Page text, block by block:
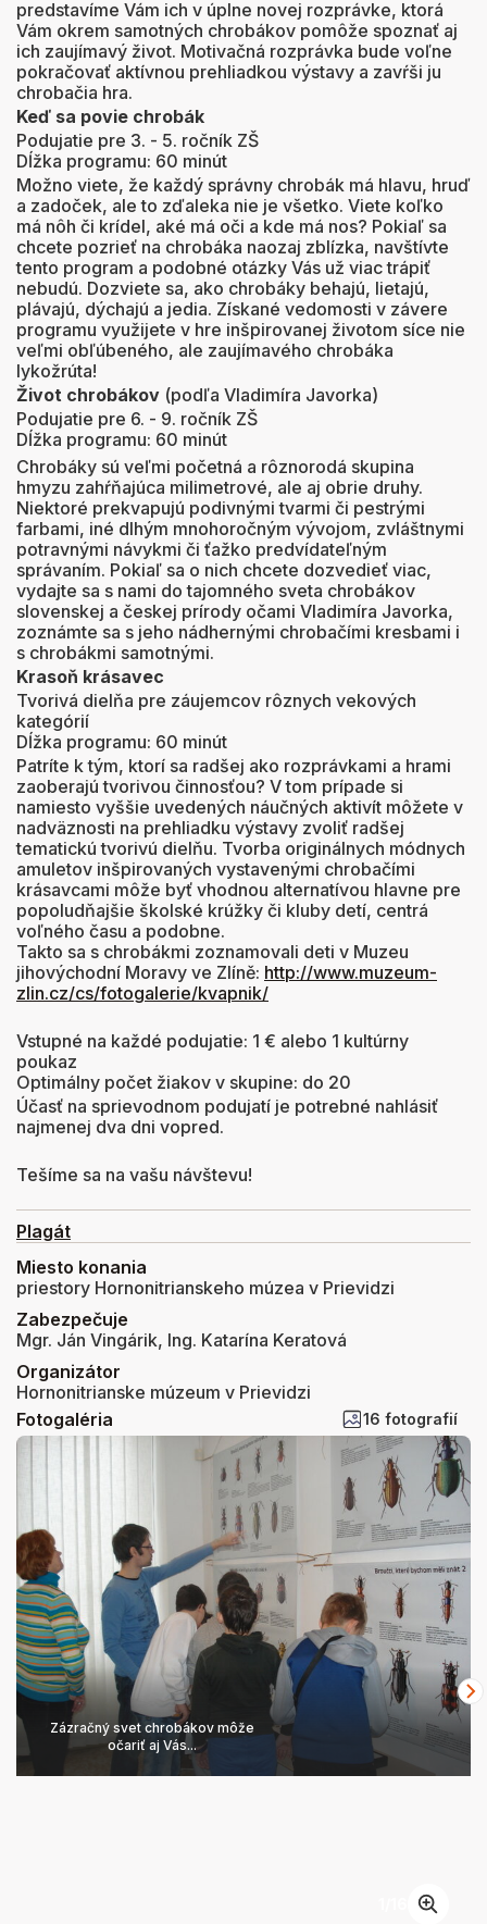
predstavíme Vám ich v úplne novej rozprávke, ktorá
Vám okrem samotných chrobákov pomôže spoznať aj
ich zaujímavý život. Motivačná rozprávka bude voľne
pokračovať aktívnou prehliadkou výstavy a zavŕši ju
chrobačia hra.
Keď sa povie chrobák
Podujatie pre 3. - 5. ročník ZŠ
Dĺžka programu: 60 minút
Možno viete, že každý správny chrobák má hlavu, hruď
a zadoček, ale to zďaleka nie je všetko. Viete koľko
má nôh či krídel, aké má oči a kde má nos? Pokiaľ sa
chcete pozrieť na chrobáka naozaj zblízka, navštívte
tento program a podobné otázky Vás už viac trápiť
nebudú. Dozviete sa, ako chrobáky behajú, lietajú,
plávajú, dýchajú a jedia. Získané vedomosti v závere
programu využijete v hre inšpirovanej životom síce nie
veľmi obľúbeného, ale zaujímavého chrobáka
lykožrúta!
Život chrobákov (podľa Vladimíra Javorka)
Podujatie pre 6. - 9. ročník ZŠ
Dĺžka programu: 60 minút
Chrobáky sú veľmi početná a rôznorodá skupina
hmyzu zahŕňajúca milimetrové, ale aj obrie druhy.
Niektoré prekvapujú podivnými tvarmi či pestrými
farbami, iné dlhým mnohoročným vývojom, zvláštnymi
potravnými návykmi či ťažko predvídateľným
správaním. Pokiaľ sa o nich chcete dozvedieť viac,
vydajte sa s nami do tajomného sveta chrobákov
slovenskej a českej prírody očami Vladimíra Javorka,
zoznámte sa s jeho nádhernými chrobačími kresbami i
s chrobákmi samotnými.
Krasoň krásavec
Tvorivá dielňa pre záujemcov rôznych vekových
kategórií
Dĺžka programu: 60 minút
Patríte k tým, ktorí sa radšej ako rozprávkami a hrami
zaoberajú tvorivou činnosťou? V tom prípade si
namiesto vyššie uvedených náučných aktivít môžete v
nadväznosti na prehliadku výstavy zvoliť radšej
tematickú tvorivú dielňu. Tvorba originálnych módnych
amuletov inšpirovaných vystavenými chrobačími
krásavcami môže byť vhodnou alternatívou hlavne pre
popoludňajšie školské krúžky či kluby detí, centrá
voľného času a podobne.
Takto sa s chrobákmi zoznamovali deti v Muzeu
jihovýchodní Moravy ve Zlíně: http://www.muzeum-
zlin.cz/cs/fotogalerie/kvapnik/
Vstupné na každé podujatie: 1 € alebo 1 kultúrny
poukaz
Optimálny počet žiakov v skupine: do 20
Účasť na sprievodnom podujatí je potrebné nahlásiť
najmenej dva dni vopred.
Tešíme sa na vašu návštevu!
Plagát
Miesto konania
priestory Hornonitrianskeho múzea v Prievidzi
Zabezpečuje
Mgr. Ján Vingárik, Ing. Katarína Keratová
Organizátor
Hornonitrianske múzeum v Prievidzi
Fotogaléria
16 fotografií
Zázračný svet chrobákov môže
očariť aj Vás...